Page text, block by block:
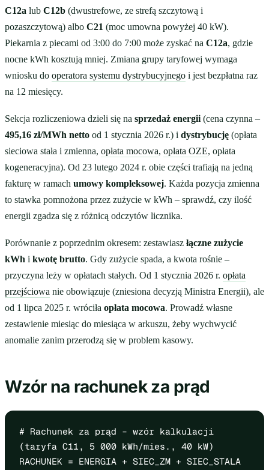
C12a lub C12b (dwustrefowe, ze strefą szczytową i
pozaszczytową) albo C21 (moc umowna powyżej 40 kW).
Piekarnia z piecami od 3:00 do 7:00 może zyskać na C12a, gdzie
nocne kWh kosztują mniej. Zmiana grupy taryfowej wymaga
wniosku do operatora systemu dystrybucyjnego i jest bezpłatna raz
na 12 miesięcy.
Sekcja rozliczeniowa dzieli się na sprzedaż energii (cena czynna –
495,16 zł/MWh netto od 1 stycznia 2026 r.) i dystrybucję (opłata
sieciowa stała i zmienna, opłata mocowa, opłata OZE, opłata
kogeneracyjna). Od 23 lutego 2024 r. obie części trafiają na jedną
fakturę w ramach umowy kompleksowej. Każda pozycja zmienna
to stawka pomnożona przez zużycie w kWh – sprawdź, czy ilość
energii zgadza się z różnicą odczytów licznika.
Porównanie z poprzednim okresem: zestawiasz łączne zużycie
kWh i kwotę brutto. Gdy zużycie spada, a kwota rośnie –
przyczyna leży w opłatach stałych. Od 1 stycznia 2026 r. opłata
przejściowa nie obowiązuje (zniesiona decyzją Ministra Energii), ale
od 1 lipca 2025 r. wróciła opłata mocowa. Prowadź własne
zestawienie miesiąc do miesiąca w arkuszu, żeby wychwycić
anomalie zanim przerodzą się w problem kasowy.
Wzór na rachunek za prąd
# Rachunek za prąd – wzór kalkulacji
(taryfa C11, 5 000 kWh/mies., 40 kW)
RACHUNEK = ENERGIA + SIEC_ZM + SIEC_STALA